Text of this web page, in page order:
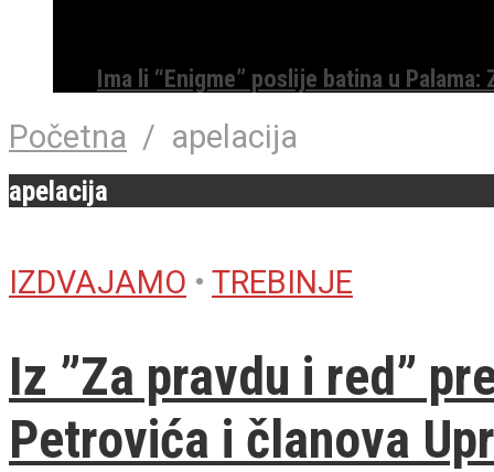
Ima li “Enigme” poslije batina u
Početna / apelacija
apelacija
IZDVAJAMO • TREBINJE
Iz ”Za pravdu i red”
Petrovića i članova